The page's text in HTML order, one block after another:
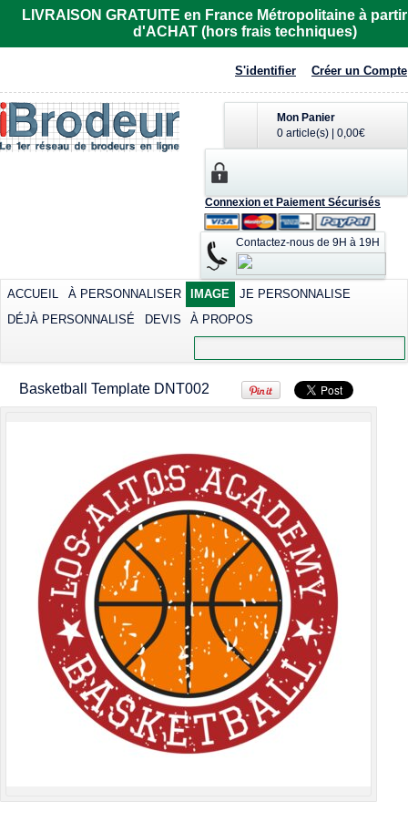
LIVRAISON GRATUITE en France Métropolitaine à
d'ACHAT (hors frais techniques)
S'identifier Créer un Compte
Mon Panier
0 article(s)
0,00€
Connexion et Paiement Sécurisés
Contactez-nous de 9H à 19H
ACCUEIL À PERSONNALISER IMAGE
JE PERSONNALISE
DÉJÀ PERSONNALISÉ
DEVIS À PROPOS
Basketball Template DNT002
Imprimer dès
23,87€*
Sérigraphier dès
Transférer dès
view all customizable products